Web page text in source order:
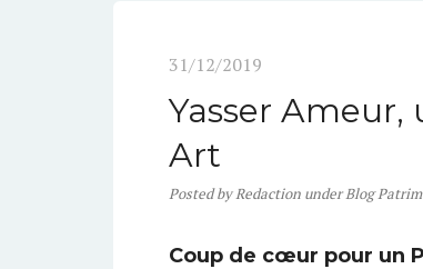
31/12/2019
Yasser Ameur,
Art
PostedbyRedaction underBlog
Coup de cœur pour un